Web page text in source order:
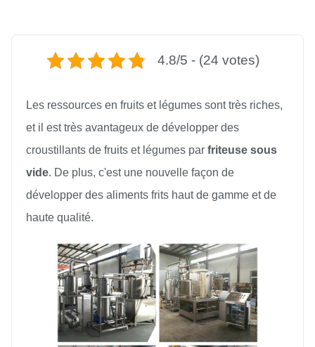
4.8/5 - (24 votes)
Les ressources en fruits et légumes sont très riches,
et il est très avantageux de développer des
croustillants de fruits et légumes par friteuse sous
vide. De plus, c'est une nouvelle façon de
développer des aliments frits haut de gamme et de
haute qualité.